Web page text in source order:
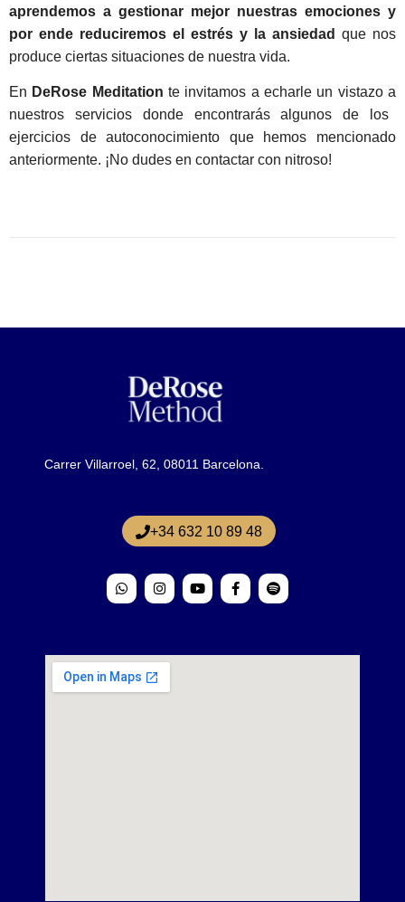
aprendemos a gestionar mejor nuestras emociones y
por ende reduciremos el estrés y la ansiedad que nos
produce ciertas situaciones de nuestra vida.
En DeRose Meditation te invitamos a echarle un vistazo a
nuestros serviciosdonde encontrarás algunos de los
ejercicios de autoconocimiento que hemos mencionado
anteriormente. ¡No dudes en contactar con nitroso!
Carrer Villarroel, 62, 08011 Barcelona.
+34 632 10 89 48